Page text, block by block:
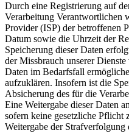
Durch eine Registrierung auf
Verarbeitung Verantwortlichen
Provider (ISP) der betroffenen
Datum sowie die Uhrzeit der
Speicherung dieser Daten
der Missbrauch unserer
Daten im Bedarfsfall
aufzuklären. Insofern ist die
Absicherung des für die
Eine Weitergabe dieser Daten
sofern keine gesetzliche Pflicht
Weitergabe der Strafverfolgung